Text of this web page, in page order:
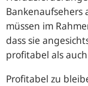
Bankenaufsehers
müssen im
dass sie
profitabel als
Profitabel zu